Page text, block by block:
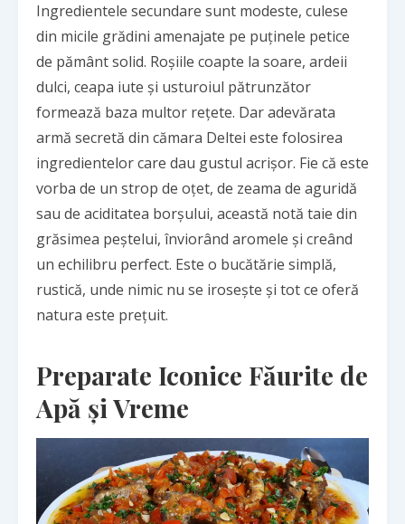
Ingredientele secundare sunt modeste, culese
din micile grădini amenajate pe puținele petice
de pământ solid. Roșiile coapte la soare, ardeii
dulci, ceapa iute și usturoiul pătrunzător
formează baza multor rețete. Dar adevărata
armă secretă din cămara Deltei este folosirea
ingredientelor care dau gustul acrișor. Fie că este
vorba de un strop de oțet, de zeama de aguridă
sau de aciditatea borșului, această notă taie din
grăsimea peștelui, înviorând aromele și creând
un echilibru perfect. Este o bucătărie simplă,
rustică, unde nimic nu se irosește și tot ce oferă
natura este prețuit.
Preparate Iconice Făurite de
Apă și Vreme